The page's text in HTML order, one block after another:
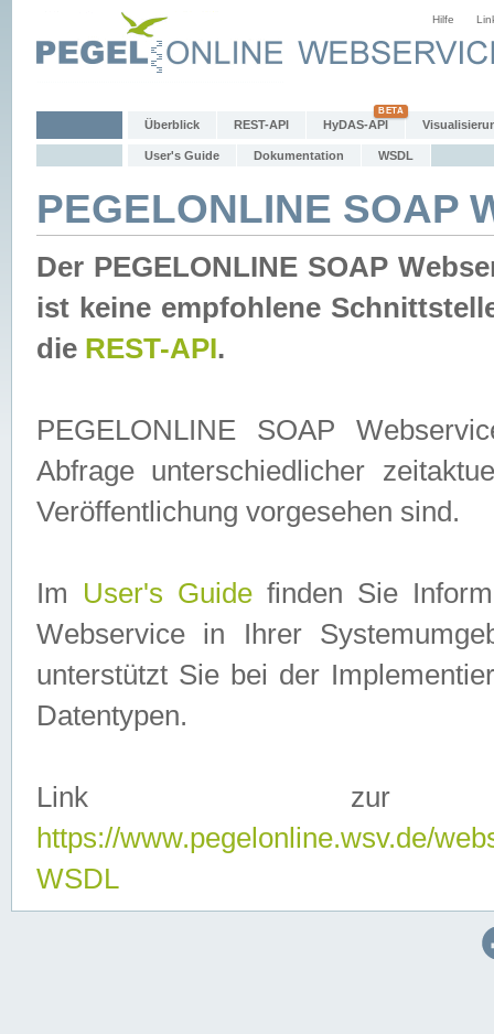
Hilfe
Überblick REST-API HyDAS-API
User's Guide Dokumentation WSDL
PEGELONLINE SOAP
Der PEGELONLINE SOAP
ist keine empfohlene
die REST-API.
PEGELONLINE SOAP
Abfrage unterschiedlicher
Veröffentlichung vorgesehen sind.
Im User's Guidefinden Sie
Webservice in Ihrer
unterstützt Sie bei der
Datentypen.
Link zur
https://www.pegelonline.wsv.de/
WSDL